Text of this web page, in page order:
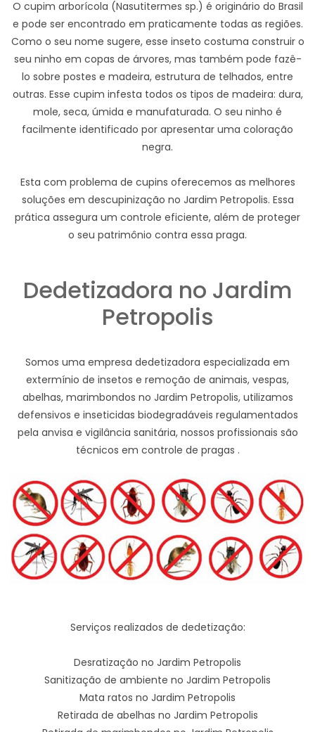
O cupim arborícola (Nasutitermes sp.) é originário do Brasil
e pode ser encontrado em praticamente todas as regiões.
Como o seu nome sugere, esse inseto costuma construir o
seu ninho em copas de árvores, mas também pode fazê-
lo sobre postes e madeira, estrutura de telhados, entre
outras. Esse cupim infesta todos os tipos de madeira: dura,
mole, seca, úmida e manufaturada. O seu ninho é
facilmente identificado por apresentar uma coloração
negra.
Esta com problema de cupins oferecemos as melhores
soluções em descupinização no Jardim Petropolis. Essa
prática assegura um controle eficiente, além de proteger
o seu patrimônio contra essa praga.
Dedetizadora no Jardim
Petropolis
Somos uma empresa dedetizadora especializada em
extermínio de insetos e remoção de animais, vespas,
abelhas, marimbondos no Jardim Petropolis, utilizamos
defensivos e inseticidas biodegradáveis regulamentados
pela anvisa e vigilância sanitária, nossos profissionais são
técnicos em controle de pragas .
Serviços realizados de dedetização:
Desratização no Jardim Petropolis
Sanitização de ambiente no Jardim Petropolis
Mata ratos no Jardim Petropolis
Retirada de abelhas no Jardim Petropolis